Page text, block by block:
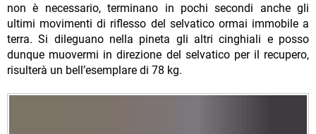
non è necessario, terminano in pochi secondi anche gli
ultimi movimenti di riflesso del selvatico ormai immobile a
terra. Si dileguano nella pineta gli altri cinghiali e posso
dunque muovermi in direzione del selvatico per il recupero,
risulterà un bell’esemplare di 78 kg.